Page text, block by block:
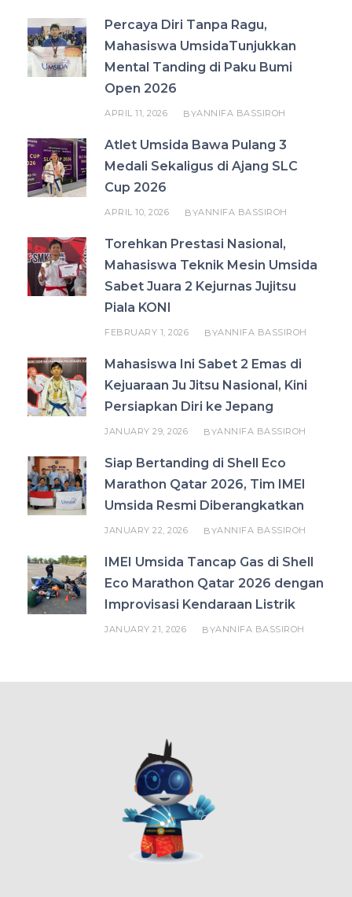
Percaya Diri Tanpa Ragu,
Mahasiswa UmsidaTunjukkan
Mental Tanding di Paku Bumi
Open 2026
APRIL 11, 2026 BYANNIFA BASSIROH
Atlet Umsida Bawa Pulang 3
Medali Sekaligus di Ajang SLC
Cup 2026
APRIL 10, 2026 BYANNIFA BASSIROH
Torehkan Prestasi Nasional,
Mahasiswa Teknik Mesin Umsida
Sabet Juara 2 Kejurnas Jujitsu
Piala KONI
FEBRUARY 1, 2026 BYANNIFA BASSIROH
Mahasiswa Ini Sabet 2 Emas di
Kejuaraan Ju Jitsu Nasional, Kini
Persiapkan Diri ke Jepang
JANUARY 29, 2026 BYANNIFA BASSIROH
Siap Bertanding di Shell Eco
Marathon Qatar 2026, Tim IMEI
Umsida Resmi Diberangkatkan
JANUARY 22, 2026 BYANNIFA BASSIROH
IMEI Umsida Tancap Gas di Shell
Eco Marathon Qatar 2026 dengan
Improvisasi Kendaraan Listrik
JANUARY 21, 2026 BYANNIFA BASSIROH